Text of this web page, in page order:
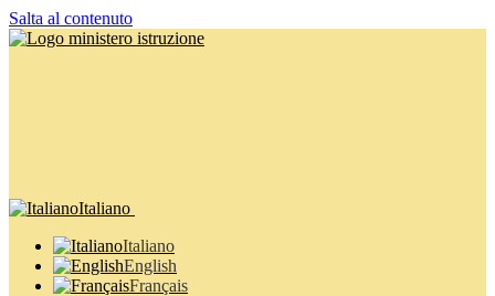
Salta al contenuto
Italiano
Italiano
English
Français